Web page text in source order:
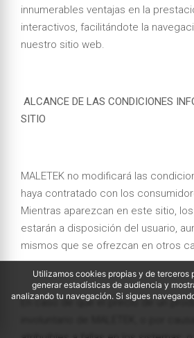
innumerables ventajas en la
interactivos, facilitándote la
nuestro sitio web.
ALCANCE DE LAS CONDICIONES
SITIO
MALETEK no modificará las
haya contratado con los
Mientras aparezcan en este sitio,
estarán a disposición del usuario,
mismos que se ofrezcan en otros
En caso de que el precio de un
Utilizamos cookies propias y de terceros
generar estadísticas de audiencia y
analizando tu navegación. Si sigues